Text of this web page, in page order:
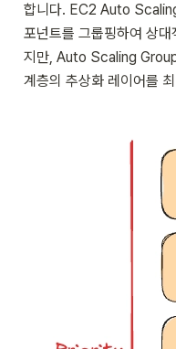
합니다. EC2 Auto
포넌트를 그룹핑하여 상
지만, Auto Scaling
계층의 추상화 레이어를